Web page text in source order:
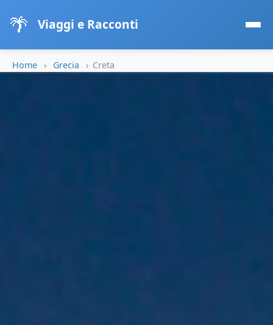
🌴 Viaggi e Racconti
Home › Grecia › Creta